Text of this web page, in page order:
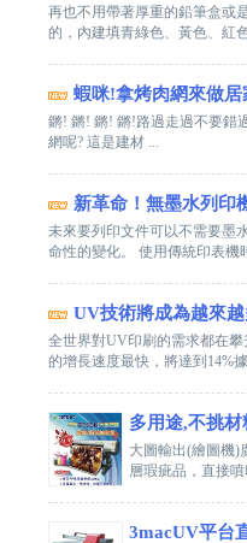
再也不用帶著厚重的鉛筆盒或
的，內建填青綠色、黃色、紅
蝦咪!拿烤肉網來做居
鏘! 鏘! 鏘! 鏘!路過走過不要錯
網呢? 這是建材 ...
新革命！無墨水列
未來要列印文件可以不需要墨
命性的變化。 使用傳統印表機
UV技術將成為越來
全世界對UV印刷的需求都在
的增長速度最快，將達到14%
多用途,不挑
大圖輸出(繪圖機)
層瑕疵品，直接
3macUV平台